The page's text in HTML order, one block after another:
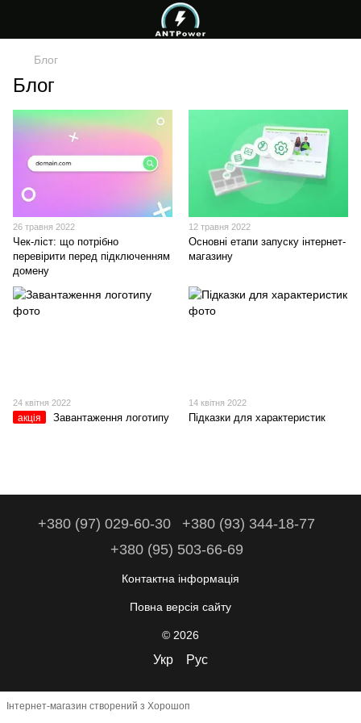
Блог
Блог
26 травня 2022
Чек-ліст: що потрібно
перевірити перед підключенням
домену
12 травня 2022
Основні етапи запуску інтернет-
магазину
24 квітня 2022
акція Завантаження логотипу
14 квітня 2022
Підказки для характеристик
+380 (97) 029-60-30
+380 (93) 344-18-77
+380 (95) 503-66-69
Контактна інформація
Повна версія сайту
© 2026
Укр Рус
Інтернет-магазин створений з Хорошоп